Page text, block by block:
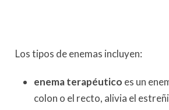
Los tipos de enemas incluyen:
enema terapéutico es un
colon o el recto, alivia el